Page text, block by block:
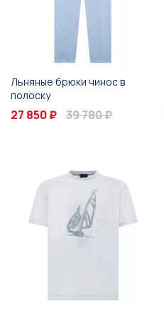
Льняные брюки чинос в
полоску
27 850 ₽ 39 780 ₽